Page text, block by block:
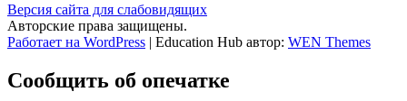
Версия сайта для слабовидящих
Авторские права защищены.
Работает на WordPress | Education Hub автор: WEN Themes
Сообщить об опечатке